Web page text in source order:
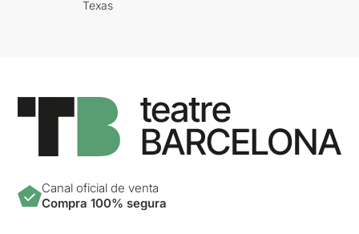
Texas
Canal oficial de venta
Compra 100% segura